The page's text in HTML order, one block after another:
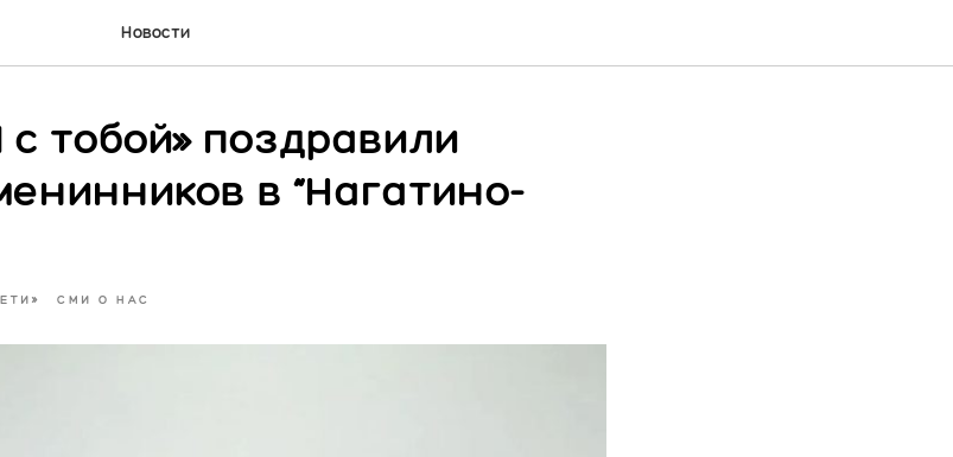
Новости
тобой» поздравили
в “Нагатино-
СМИ О НАС